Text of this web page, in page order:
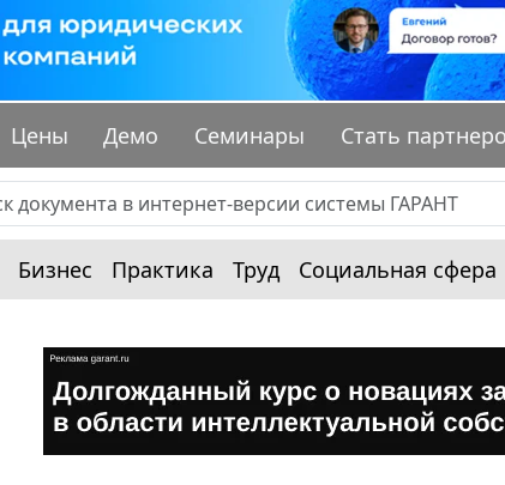
Цены Демо Семинары Стать
Бизнес Практика Труд Социальная сфера